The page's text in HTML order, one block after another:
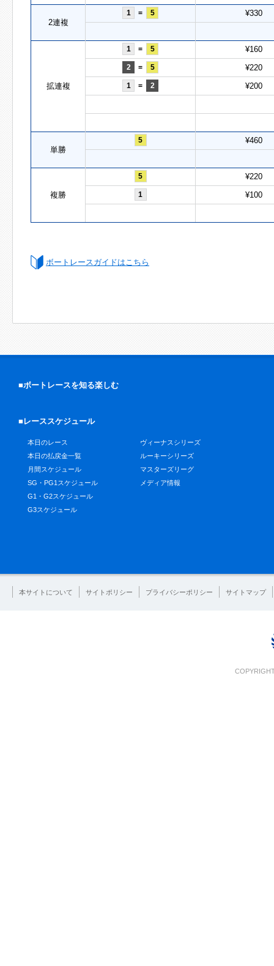
2連複
1 = 5 ¥330
拡連複
1 = 5 ¥160
2 = 5 ¥220
1 = 2 ¥200
単勝
5 ¥460
複勝
5 ¥220
1 ¥100
ボートレースガイドはこちら
■ボートレースを知る楽しむ
■レーススケジュール
本日のレース
本日の払戻金一覧
月間スケジュール
SG・PG1スケジュール
G1・G2スケジュール
G3スケジュール
ヴィーナスシリーズ
ルーキーシリーズ
マスターズリーグ
メディア情報
本サイトについて サイトポリシー プライバシーポリシー サイトマップ